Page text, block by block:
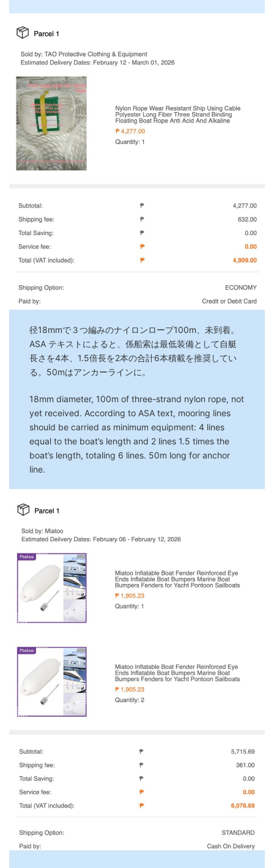
径18mmで３つ編みのナイロンロープ100m、未到着。
ASA テキストによると、係船索は最低装備として自艇
長さを4本、1.5倍長を2本の合計6本積載を推奨してい
る。50mはアンカーラインに。
18mm diameter, 100m of three-strand nylon rope, not
yet received. According to ASA text, mooring lines
should be carried as minimum equipment: 4 lines
equal to the boat’s length and 2 lines 1.5 times the
boat’s length, totaling 6 lines. 50m long for anchor
line.